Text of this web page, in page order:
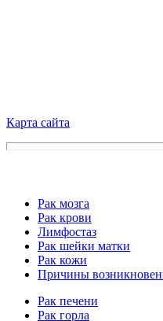
Карта сайта
Рак мозга
Рак крови
Лимфостаз
Рак шейки матки
Рак кожи
Причины
Рак печени
Рак горла